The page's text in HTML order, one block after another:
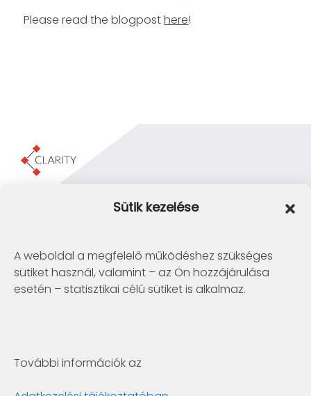
Sütik kezelése
A weboldal a megfelelő működéshez szükséges
sütiket használ, valamint – az Ön hozzájárulása
esetén – statisztikai célú sütiket is alkalmaz.
További információk az
Please read the blogposthere!
Clarity Consulting Kft.
1145 Budapest, Erzsébet Királyné útja 29/b.
Telconex Middle East
BH: +973 1742 2299
6722 Szeged, Gogol utca 3. 4.em.